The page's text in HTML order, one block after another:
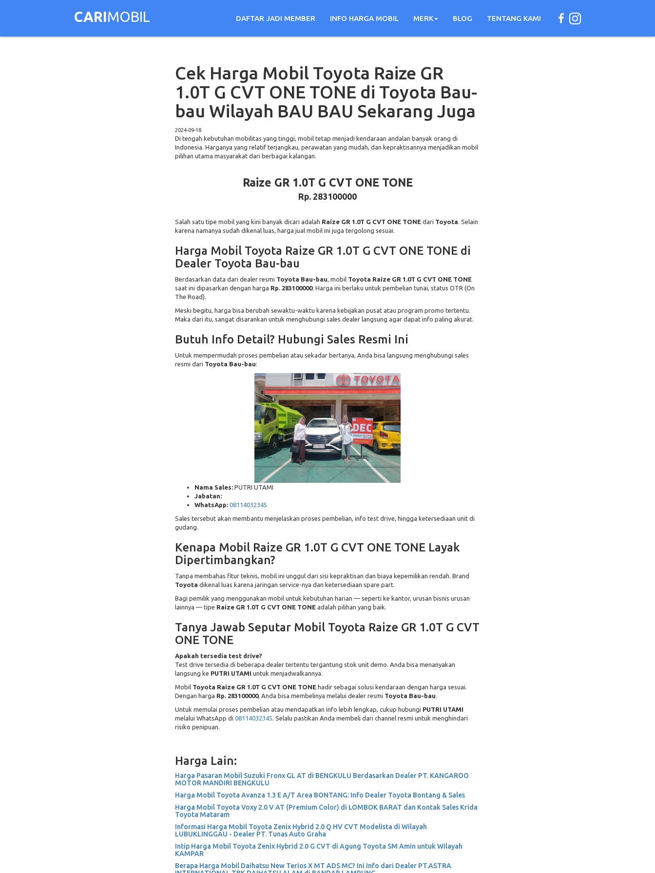
CARIMOBIL DAFTAR JADI MEMBER INFO HARGA MOBIL MERK BLOG TENTANG KAMI
Cek Harga Mobil Toyota Raize GR
1.0T G CVT ONE TONE di Toyota Bau-
bau Wilayah BAU BAU Sekarang Juga
2024-09-18
Di tengah kebutuhan mobilitas yang tinggi, mobil tetap menjadi kendaraan andalan banyak orang di
Indonesia. Harganya yang relatif terjangkau, perawatan yang mudah, dan kepraktisannya menjadikan mobil
pilihan utama masyarakat dari berbagai kalangan.
Raize GR 1.0T G CVT ONE TONE
Rp. 283100000
Salah satu tipe mobil yang kini banyak dicari adalah Raize GR 1.0T G CVT ONE TONEdari Toyota. Selain
karena namanya sudah dikenal luas, harga jual mobil ini juga tergolong sesuai.
Harga Mobil Toyota Raize GR 1.0T G CVT ONE TONE di
Dealer Toyota Bau-bau
Berdasarkan data dari dealer resmi Toyota Bau-bau, mobil Toyota Raize GR 1.0T G CVT ONE TONE
saat ini dipasarkan dengan harga Rp. 283100000. Harga ini berlaku untuk pembelian tunai, status OTR (On
The Road).
Meski begitu, harga bisa berubah sewaktu-waktu karena kebijakan pusat atau program promo tertentu.
Maka dari itu, sangat disarankan untuk menghubungi sales dealer langsung agar dapat info paling akurat.
Butuh Info Detail? Hubungi Sales Resmi Ini
Untuk mempermudah proses pembelian atau sekadar bertanya, Anda bisa langsung menghubungi sales
resmi dari Toyota Bau-bau:
Nama Sales:PUTRI UTAMI
Jabatan:
WhatsApp: 08114032345
Sales tersebut akan membantu menjelaskan proses pembelian, info test drive, hingga ketersediaan unit di
gudang.
Kenapa Mobil Raize GR 1.0T G CVT ONE TONE Layak
Dipertimbangkan?
Tanpa membahas fitur teknis, mobil ini unggul dari sisi kepraktisan dan biaya kepemilikan rendah. Brand
Toyota dikenal luas karena jaringan service-nya dan ketersediaan spare part.
Bagi pemilik yang menggunakan mobil untuk kebutuhan harian — seperti ke kantor, urusan bisnis urusan
lainnya — tipe Raize GR 1.0T G CVT ONE TONEadalah pilihan yang baik.
Tanya Jawab Seputar Mobil Toyota Raize GR 1.0T G CVT
ONE TONE
Apakah tersedia test drive?
Test drive tersedia di beberapa dealer tertentu tergantung stok unit demo. Anda bisa menanyakan
langsung ke PUTRI UTAMI untuk menjadwalkannya.
Mobil Toyota Raize GR 1.0T G CVT ONE TONEhadir sebagai solusi kendaraan dengan harga sesuai.
Dengan harga Rp. 283100000, Anda bisa membelinya melalui dealer resmi Toyota Bau-bau.
Untuk memulai proses pembelian atau mendapatkan info lebih lengkap, cukup hubungi PUTRI UTAMI
melalui WhatsApp di 08114032345. Selalu pastikan Anda membeli dari channel resmi untuk menghindari
risiko penipuan.
Harga Lain:
Harga Pasaran Mobil Suzuki Fronx GL AT di BENGKULU Berdasarkan Dealer PT. KANGAROO
MOTOR MANDIRI BENGKULU
Harga Mobil Toyota Avanza 1.3 E A/T Area BONTANG: Info Dealer Toyota Bontang & Sales
Harga Mobil Toyota Voxy 2.0 V AT (Premium Color) di LOMBOK BARAT dan Kontak Sales Krida
Toyota Mataram
Informasi Harga Mobil Toyota Zenix Hybrid 2.0 Q HV CVT Modelista di Wilayah
LUBUKLINGGAU - Dealer PT. Tunas Auto Graha
Intip Harga Mobil Toyota Zenix Hybrid 2.0 G CVT di Agung Toyota SM Amin untuk Wilayah
KAMPAR
Berapa Harga Mobil Daihatsu New Terios X MT ADS MC? Ini Info dari Dealer PT.ASTRA